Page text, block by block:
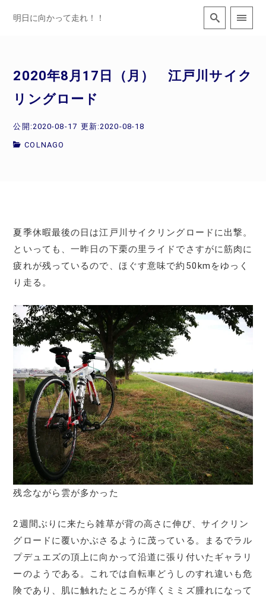
明日に向かって走れ！！
2020年8月17日（月） 江戸川サイク
リングロード
公開:2020-08-17 更新:2020-08-18
COLNAGO
夏季休暇最後の日は江戸川サイクリングロードに出撃。
といっても、一昨日の下栗の里ライドでさすがに筋肉に
疲れが残っているので、ほぐす意味で約50kmをゆっく
り走る。
残念ながら雲が多かった
2週間ぶりに来たら雑草が背の高さに伸び、サイクリン
グロードに覆いかぶさるように茂っている。まるでラル
プデュエズの頂上に向かって沿道に張り付いたギャラリ
ーのようである。これでは自転車どうしのすれ違いも危
険であり、肌に触れたところが痒くミミズ腫れになって